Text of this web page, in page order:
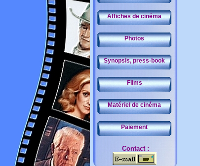
Affiches de cinéma
Photos
Synopsis, press-book
Films
Matériel de cinéma
Paiement
Contact :